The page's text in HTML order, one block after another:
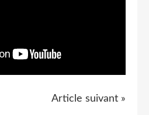
Article suivant »